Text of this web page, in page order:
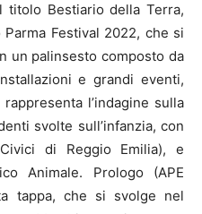
titolo Bestiario della Terra,
Festival 2022, che si
un palinsesto composto da
e grandi eventi,
l’indagine sulla
svolte sull’infanzia, con
di Reggio Emilia), e
Animale. Prologo (APE
tappa, che si svolge nel